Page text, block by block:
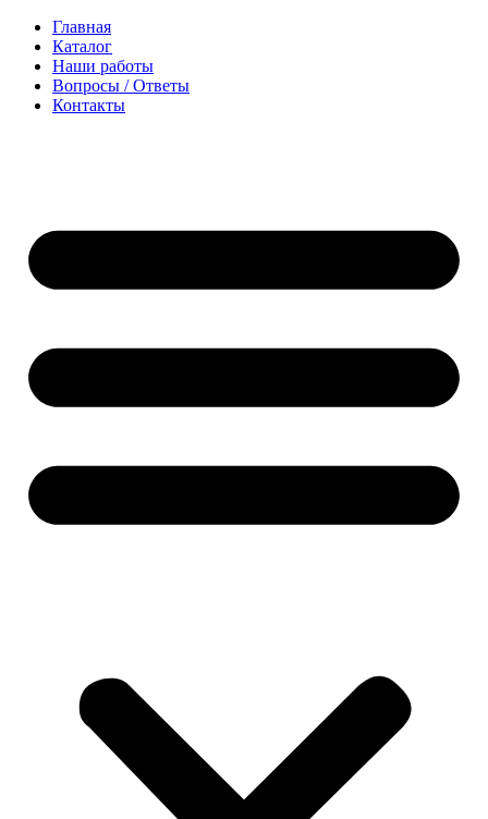
Перейти
содержимому
Главная
Каталог
Наши работы
Вопросы / Ответы
Контакты